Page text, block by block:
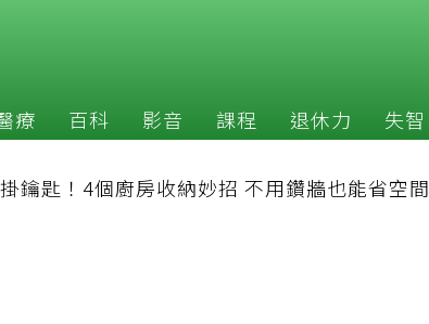
療 百科 影音 課程 退休力 失智
鑰匙！4個廚房收納妙招 不用鑽牆也能省空間